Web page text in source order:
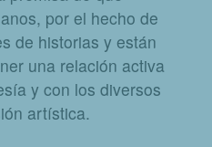
por el hecho de
de historias y están
una relación activa
y con los diversos
artística.